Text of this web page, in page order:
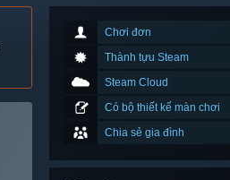
Chơi đơn
Thành tựu Steam
Steam Cloud
Có bộ thiết kế màn chơi
Chia sẻ gia đình